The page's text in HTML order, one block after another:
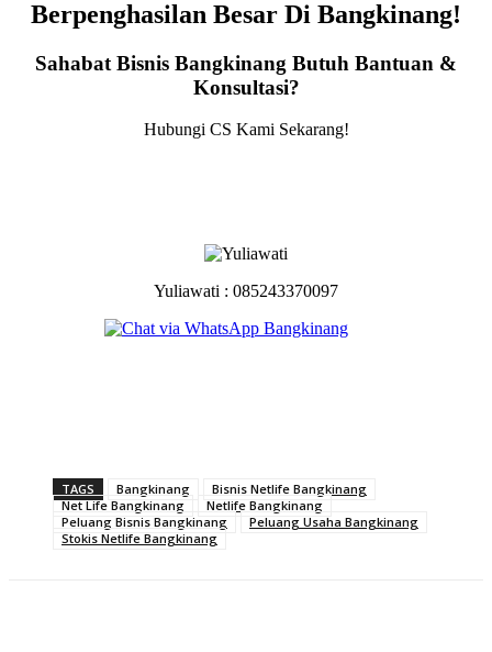
Berpenghasilan Besar Di Bangkinang!
Sahabat Bisnis Bangkinang Butuh Bantuan &
Konsultasi?
Hubungi CS Kami Sekarang!
Yuliawati : 085243370097
TAGS Bangkinang
Bisnis Netlife Bangkinang
Net Life Bangkinang
Netlife Bangkinang
Peluang Bisnis Bangkinang
Peluang Usaha Bangkinang
Stokis Netlife Bangkinang